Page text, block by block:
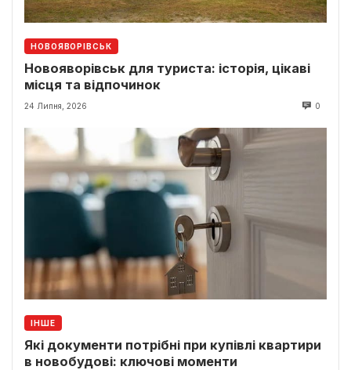
НОВОЯВОРІВСЬК
Новояворівськ для туриста: історія, цікаві
місця та відпочинок
24 Липня, 2026 0
ІНШЕ
Які документи потрібні при купівлі квартири
в новобудові: ключові моменти